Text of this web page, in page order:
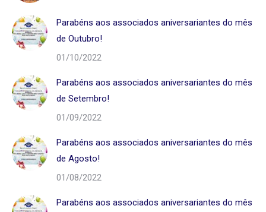
Parabéns aos associados aniversariantes do mês
de Outubro!
01/10/2022
Parabéns aos associados aniversariantes do mês
de Setembro!
01/09/2022
Parabéns aos associados aniversariantes do mês
de Agosto!
01/08/2022
Parabéns aos associados aniversariantes do mês